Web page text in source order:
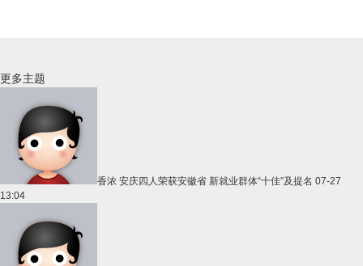
更多主题
香浓 安庆四人荣获安徽省 新就业群体“十佳”及提名 07-27
13:04